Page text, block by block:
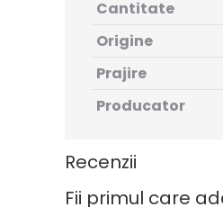
Cantitate
Origine
Prajire
Producator
Recenzii
Fii primul care